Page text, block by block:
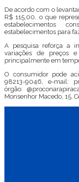
De acordo com o
R$ 115,00, o que
estabelecimentos
estabelecimentos para
A pesquisa reforça a
variações de preços
principalmente em
O consumidor pode
98213-9046, e-mail:
órgão:
Monsenhor Macedo, 15,